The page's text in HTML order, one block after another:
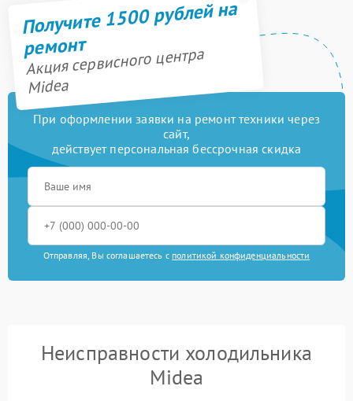
Получите 1500 рублей на
ремонт
Акция сервисного центра
Midea
При оформлении заявки на ремонт техники через
сайт,
действует персональная бессрочная скидка
Отправляя, Вы соглашаетесь с политикой конфиденциальности
Неисправности холодильника
Midea